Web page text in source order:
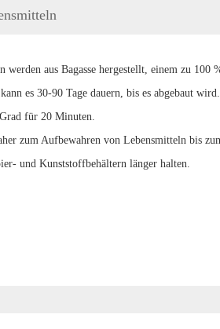
werden aus Bagasse hergestellt, einem zu
es 30-90 Tage dauern, bis es abgebaut wird.
für 20 Minuten.
zum Aufbewahren von Lebensmitteln bis
und Kunststoffbehältern länger halten.